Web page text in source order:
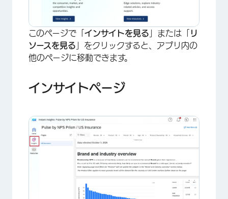
このページで「 インサイトを見る 」または「
リ
ソースを見る 」をクリックすると、アプリ内の
他のページに移動できます。
インサイトページ